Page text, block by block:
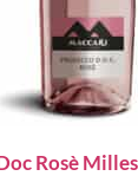
Rosè